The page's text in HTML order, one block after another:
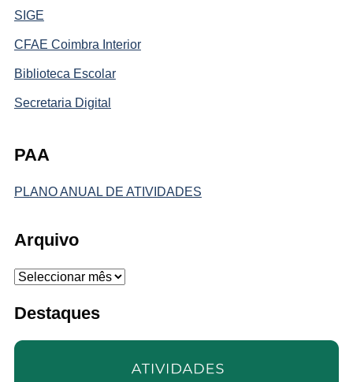
SIGE
CFAE Coimbra Interior
Biblioteca Escolar
Secretaria Digital
PAA
PLANO ANUAL DE ATIVIDADES
Arquivo
Arquivo
Destaques